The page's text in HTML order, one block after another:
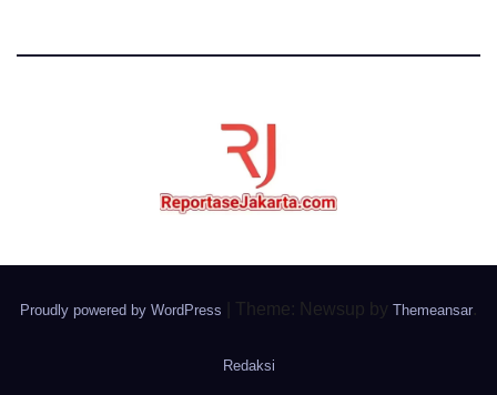
Proudly powered by WordPress Theme: Newsup by Themeansar.
Redaksi